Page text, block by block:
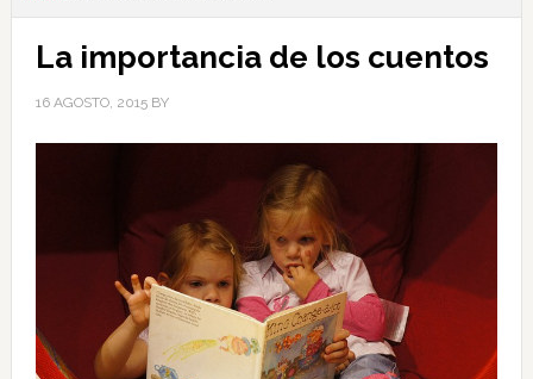
La importancia de los cuentos
16 AGOSTO, 2015BY